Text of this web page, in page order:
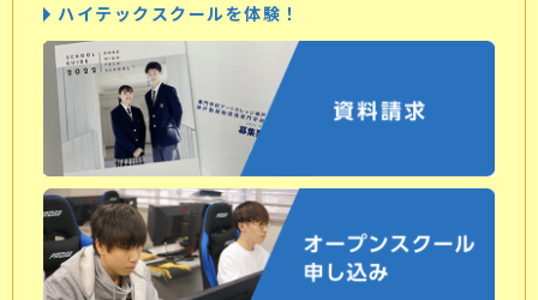
ハイテックスクールを体験！